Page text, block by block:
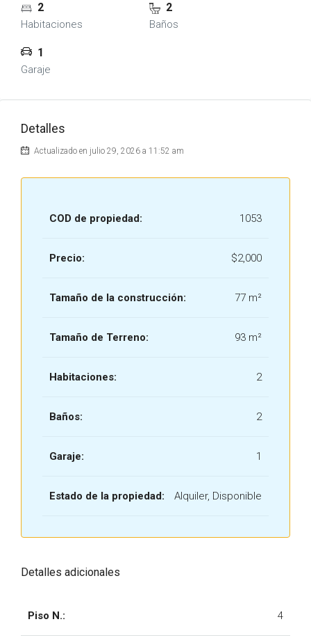
2
Habitaciones
2
Baños
1
Garaje
Detalles
Actualizado en julio 29, 2026 a 11:52 am
COD de propiedad: 1053
Precio: $2,000
Tamaño de la construcción: 77 m²
Tamaño de Terreno: 93 m²
Habitaciones: 2
Baños: 2
Garaje: 1
Estado de la propiedad: Alquiler, Disponible
Detalles adicionales
Piso N.: 4